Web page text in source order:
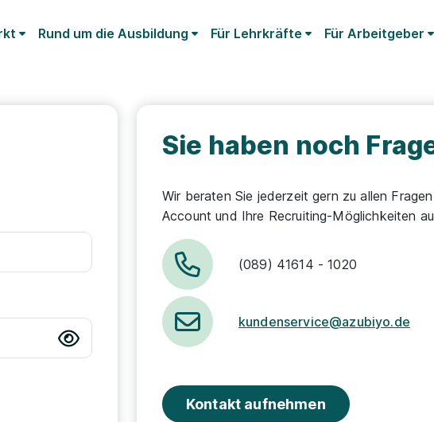
Rund um die Ausbildung Für Lehrkräfte Für Arbeitgeber
Sie haben noch
Wir beraten Sie jederzeit gern zu allen
Account und Ihre Recruiting-Möglichkeiten
(089) 41614 - 1020
kundenservice@azubiyo.de
Kontakt aufnehmen